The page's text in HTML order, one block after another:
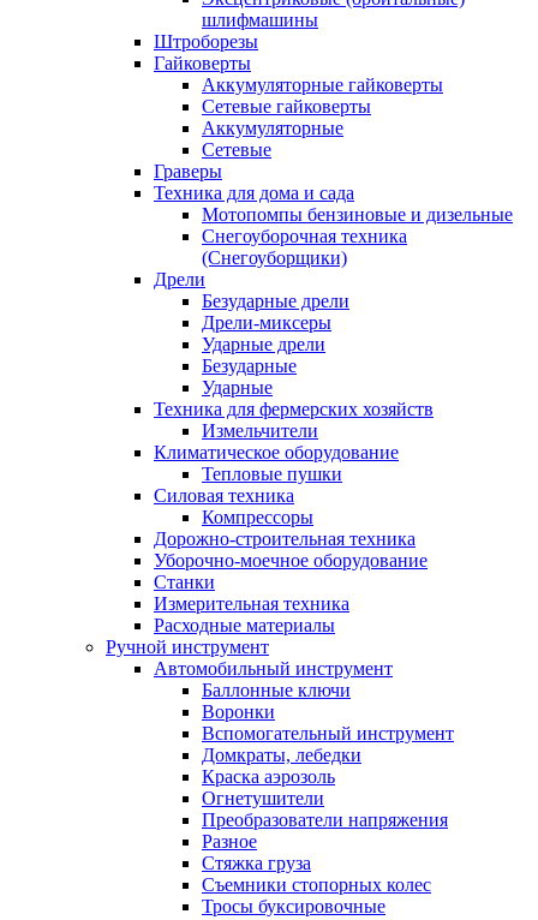
шлифмашины
Штроборезы
Гайковерты
Аккумуляторные гайковерты
Сетевые гайковерты
Аккумуляторные
Сетевые
Граверы
Техника для дома и сада
Мотопомпы бензиновые и дизельные
Снегоуборочная техника
(Снегоуборщики)
Дрели
Безударные дрели
Дрели-миксеры
Ударные дрели
Безударные
Ударные
Техника для фермерских хозяйств
Измельчители
Климатическое оборудование
Тепловые пушки
Силовая техника
Компрессоры
Дорожно-строительная техника
Уборочно-моечное оборудование
Станки
Измерительная техника
Расходные материалы
Ручной инструмент
Автомобильный инструмент
Баллонные ключи
Воронки
Вспомогательный инструмент
Домкраты, лебедки
Краска аэрозоль
Огнетушители
Преобразователи напряжения
Разное
Стяжка груза
Съемники стопорных колес
Тросы буксировочные